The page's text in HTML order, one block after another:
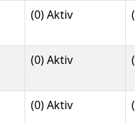
(0) Aktiv
(0) Aktiv
(0) Aktiv